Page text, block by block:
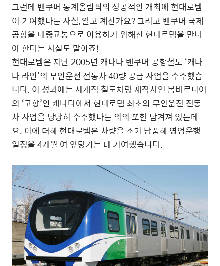
그런데 밴쿠버 동계올림픽의 성공적인 개최에 현대로템
이 기여했다는 사실, 알고 계신가요? 그리고 밴쿠버 국제
공항을 대중교통으로 이용하기 위해선 현대로템을 만나
야 한다는 사실도 말이죠!
현대로템은 지난 2005년 캐나다 밴쿠버 공항철도 ‘캐나
다 라인’의 무인운전 전동차 40량 공급 사업을 수주했습
니다. 이 성과에는 세계적 철도차량 제작사인 봄바르디어
의 ‘고향’인 캐나다에서 현대로템 최초의 무인운전 전동
차 사업을 당당히 수주했다는 의의 또한 담겨져 있는데
요. 이에 더해 현대로템은 차량을 조기 납품해 영업운행
일정을 4개월 여 앞당기는 데 기여했습니다.